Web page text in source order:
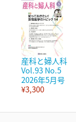
産科と婦人科
Vol.93 No.5
2026年5月号
¥3,300